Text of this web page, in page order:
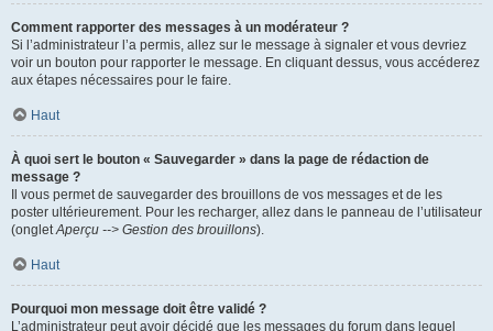
Comment rapporter des messages à un modérateur ?
Si l’administrateur l’a permis, allez sur le message à signaler et vous devriez
voir un bouton pour rapporter le message. En cliquant dessus, vous accéderez
aux étapes nécessaires pour le faire.
Haut
À quoi sert le bouton « Sauvegarder » dans la page de rédaction de
message ?
Il vous permet de sauvegarder des brouillons de vos messages et de les
poster ultérieurement. Pour les recharger, allez dans le panneau de l’utilisateur
(ongletAperçu --> Gestion des brouillons).
Haut
Pourquoi mon message doit être validé ?
L’administrateur peut avoir décidé que les messages du forum dans lequel